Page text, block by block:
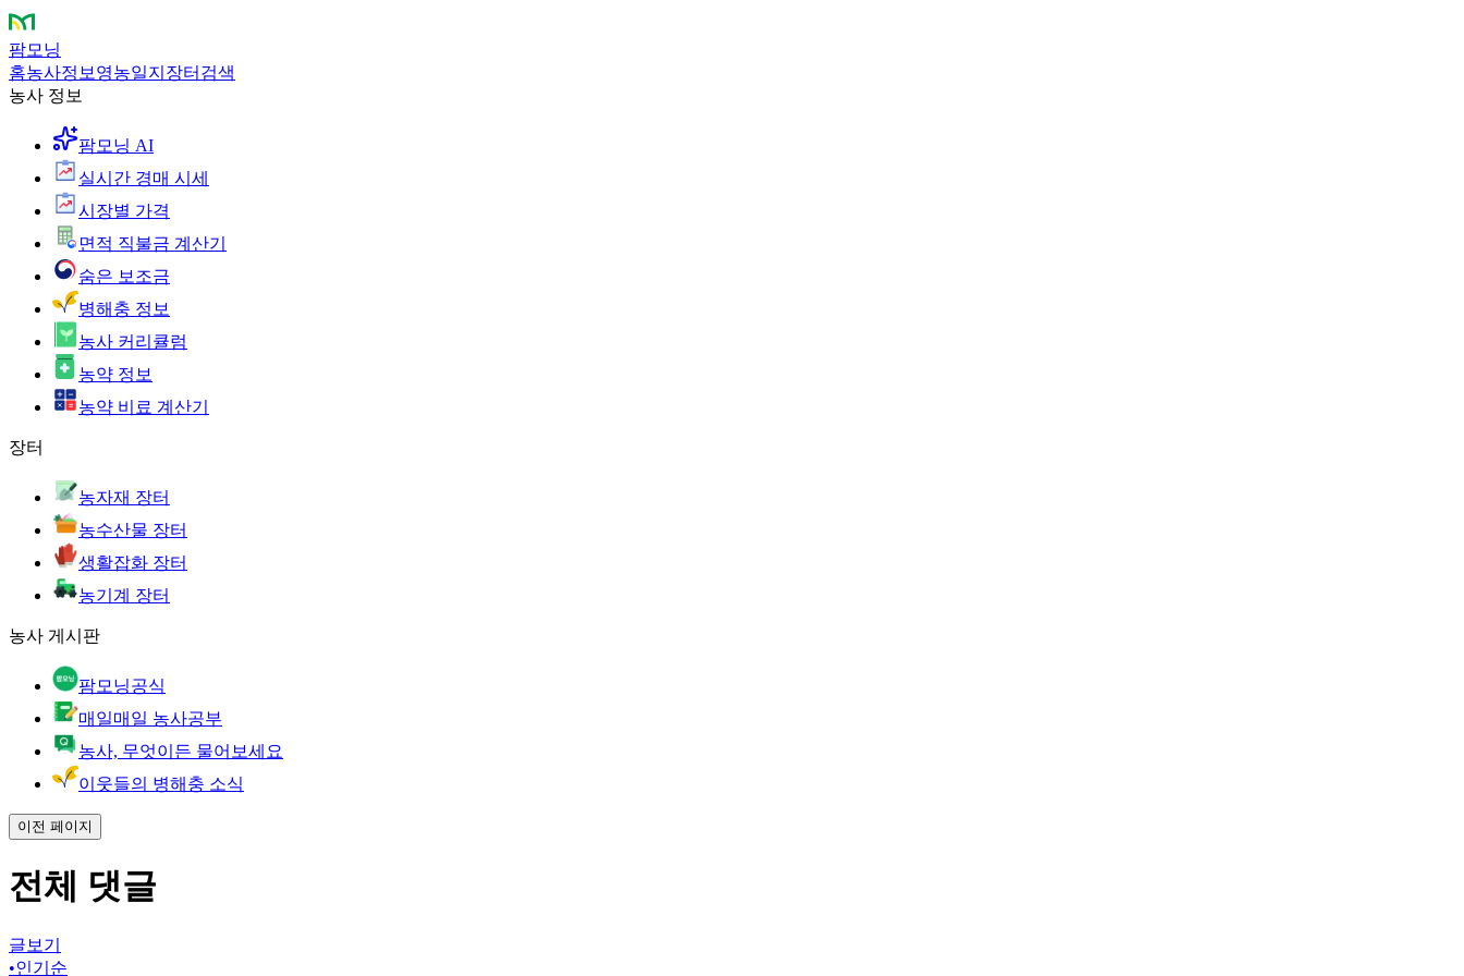
팜모닝
홈농사정보 영농일지 장터 검색
농사 정보
팜모닝 AI
실시간 경매 시세
시장별 가격
면적 직불금 계산기
숨은 보조금
병해충 정보
농사 커리큘럼
농약 정보
농약 비료 계산기
장터
농자재 장터
농수산물 장터
생활잡화 장터
농기계 장터
농사 게시판
팜모닝공식
매일매일 농사공부
농사, 무엇이든 물어보세요
이웃들의 병해충 소식
이전 페이지
전체 댓글
글보기
•인기순